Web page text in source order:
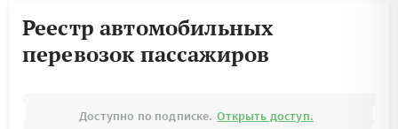
Реестр автомобильных
перевозок пассажиров
Доступно по подписке. Открыть доступ.